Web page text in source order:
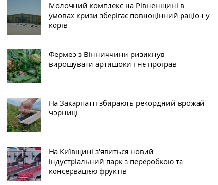
Молочний комплекс на Рівненщині в
умовах кризи зберігає повноцінний раціон у
корів
Фермер з Вінниччини ризикнув
вирощувати артишоки і не програв
На Закарпатті збирають рекордний врожай
чорниці
На Київщині з'явиться новий
індустріальний парк з переробкою та
консервацією фруктів